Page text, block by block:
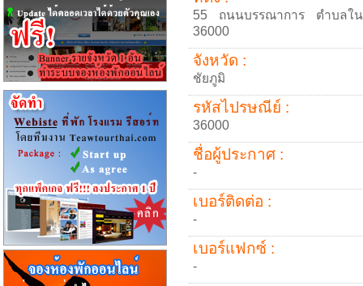
55 ถนนบรรณาการ ตำบลใน
36000
จังหวัด :
ชัยภูมิ
รหัสไปรษณีย์ :
36000
ชื่อผู้ประกาศ :
-
เบอร์ติดต่อ :
-
เบอร์แฟกซ์ :
-